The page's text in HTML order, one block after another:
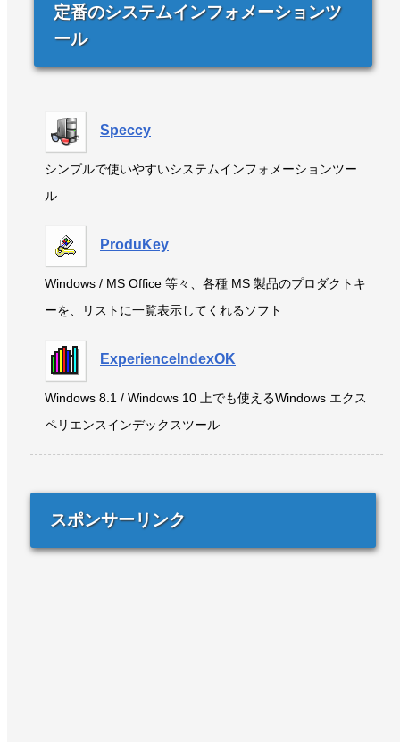
定番のシステムインフォメーションツ
ール
Speccy
シンプルで使いやすいシステムインフォメーションツー
ル
ProduKey
Windows / MS Office 等々、各種 MS 製品のプロダクトキ
ーを、リストに一覧表示してくれるソフト
ExperienceIndexOK
Windows 8.1 / Windows 10 上でも使えるWindows エクス
ペリエンスインデックスツール
スポンサーリンク